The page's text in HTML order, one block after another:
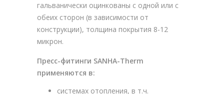
гальванически оцинкованы с одной или с
обеих сторон (в зависимости от
конструкции), толщина покрытия 8-12
микрон.
Пресс-фитинги SANHA-Therm
применяются в:
системах отопления, в т.ч.